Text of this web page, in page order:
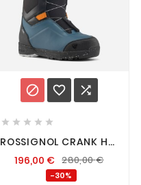
  
    
ROSSIGNOL CRANK H4
196,00€ 280,00€
-30%